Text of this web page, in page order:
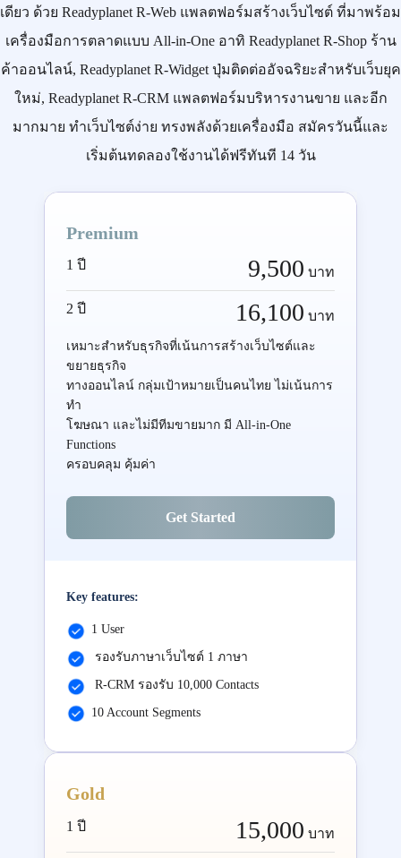
เดียว ด้วย Readyplanet R-Web แพลตฟอร์มสร้างเว็บไซต์ ที่มาพร้อม
เครื่องมือการตลาดแบบ All-in-Oneอาทิ Readyplanet R-Shopร้าน
ค้าออนไลน์, Readyplanet R-Widgetปุ่มติดต่ออัจฉริยะสำหรับเว็บยุค
ใหม่, Readyplanet R-CRMแพลตฟอร์มบริหารงานขาย และอีก
มากมาย ทำเว็บไซต์ง่าย ทรงพลังด้วยเครื่องมือ สมัครวันนี้และ
เริ่มต้นทดลองใช้งานได้ฟรีทันที 14 วัน
Premium
1 ปี 9,500 บาท
2 ปี 16,100 บาท
เหมาะสำหรับธุรกิจที่เน้นการสร้างเว็บไซต์และ
ขยายธุรกิจ
ทางออนไลน์ กลุ่มเป้าหมายเป็นคนไทย ไม่เน้นการ
ทำ
โฆษณา และไม่มีทีมขายมาก มี All-in-One
Functions
ครอบคลุม คุ้มค่า
Get Started
Key features:
1 User
รองรับภาษาเว็บไซต์ 1 ภาษา
R-CRM รองรับ 10,000 Contacts
10 Account Segments
Gold
1 ปี 15,000 บาท